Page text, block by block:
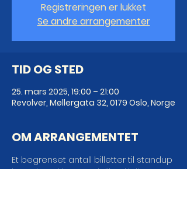
Registreringen er lukket
Se andre arrangementer
TID OG STED
25. mars 2025, 19:00 – 21:00
Revolver, Møllergata 32, 0179 Oslo, Norge
OM ARRANGEMENTET
Et begrenset antall billetter til standup
i Revolver skitne og deilige kjeller.